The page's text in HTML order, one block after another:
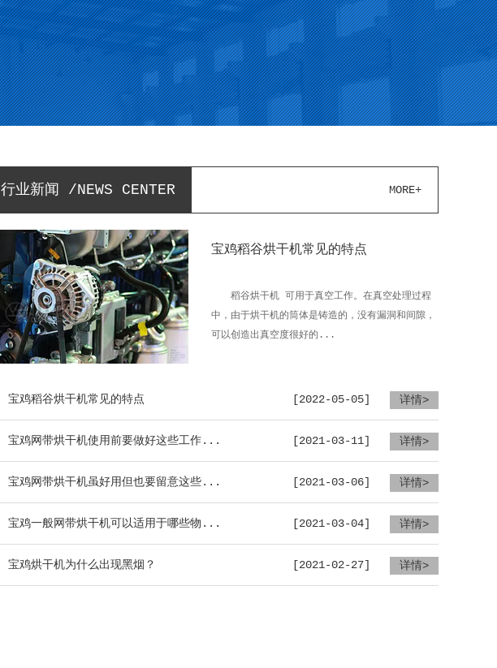
行业新闻 /NEWS CENTER MORE+
宝鸡稻谷烘干机常见的特点
稻谷烘干机 可用于真空工作。在真空处理过程
中，由于烘干机的筒体是铸造的，没有漏洞和间隙，
可以创造出真空度很好的...
宝鸡稻谷烘干机常见的特点 [2022-05-05] 详情>
宝鸡网带烘干机使用前要做好这些工作... [2021-03-11] 详情>
宝鸡网带烘干机虽好用但也要留意这些... [2021-03-06] 详情>
宝鸡一般网带烘干机可以适用于哪些物... [2021-03-04] 详情>
宝鸡烘干机为什么出现黑烟？ [2021-02-27] 详情>